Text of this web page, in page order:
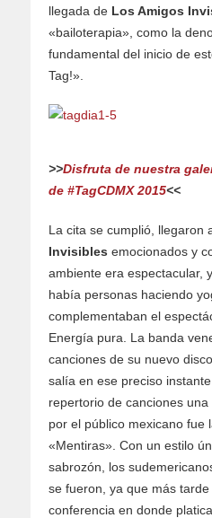
llegada de Los Amigos
«bailoterapia», como la
fundamental del inicio de
Tag!».
>>Disfruta de nuestra
de #TagCDMX 2015<<
La cita se cumplió, llegaron
Invisibles emocionados y
ambiente era espectacular,
había personas haciendo
complementaban el
Energía pura. La banda
canciones de su nuevo
salía en ese preciso
repertorio de canciones
por el público mexicano fue
«Mentiras». Con un estilo
sabrozón, los
se fueron, ya que más
conferencia en donde